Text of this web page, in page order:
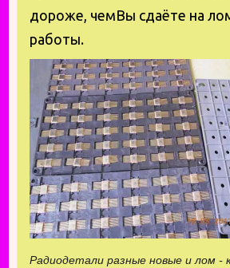
дороже, чемВы сдаёте на
работы.
Радиодетали разные новые и лом -